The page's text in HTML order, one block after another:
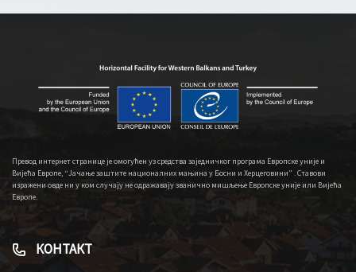
Превод интернет странице је омогућен уз средства заједничког програма Европске уније и
Вијећа Европе, “Јачање заштите националних мањина у Босни и Херцеговини” . Ставови
изражени овде ни у ком случају не одражавају званично мишљење Европске уније или Вијећа
Европе.
КОНТАКТ